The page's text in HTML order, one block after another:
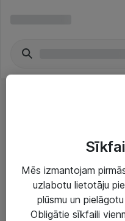
Risinājumi &
Mēs izmantojam
uzlabotu lietotāju
plūsmu un
Obligātie sīkfaili